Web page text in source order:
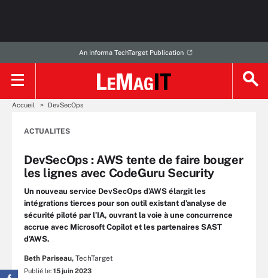
An Informa TechTarget Publication
Accueil DevSecOps
ACTUALITES
DevSecOps : AWS tente de faire bouger
les lignes avec CodeGuru Security
Un nouveau service DevSecOps d’AWS élargit les
intégrations tierces pour son outil existant d’analyse de
sécurité piloté par l’IA, ouvrant la voie à une concurrence
accrue avec Microsoft Copilot et les partenaires SAST
d’AWS.
Beth Pariseau, TechTarget
Publié le: 15 juin 2023